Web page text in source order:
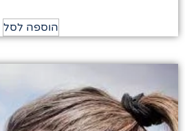
הוספה לסל